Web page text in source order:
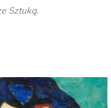
Sztuką.